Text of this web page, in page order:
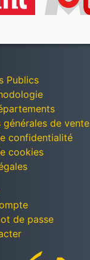
Publics
de vente
confidentialité
cookies
de passe